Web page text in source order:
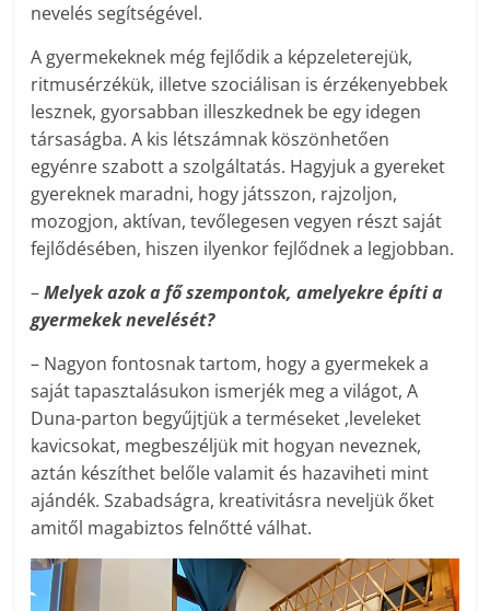
nevelés segítségével.
A gyermekeknek még fejlődik a képzeleterejük,
ritmusérzékük, illetve szociálisan is érzékenyebbek
lesznek, gyorsabban illeszkednek be egy idegen
társaságba. A kis létszámnak köszönhetően
egyénre szabott a szolgáltatás. Hagyjuk a gyereket
gyereknek maradni, hogy játsszon, rajzoljon,
mozogjon, aktívan, tevőlegesen vegyen részt saját
fejlődésében, hiszen ilyenkor fejlődnek a legjobban.
–Melyek azok a fő szempontok, amelyekre építi a
gyermekek nevelését?
– Nagyon fontosnak tartom, hogy a gyermekek a
saját tapasztalásukon ismerjék meg a világot, A
Duna-parton begyűjtjük a terméseket ,leveleket
kavicsokat, megbeszéljük mit hogyan neveznek,
aztán készíthet belőle valamit és hazaviheti mint
ajándék. Szabadságra, kreativitásra neveljük őket
amitől magabiztos felnőtté válhat.